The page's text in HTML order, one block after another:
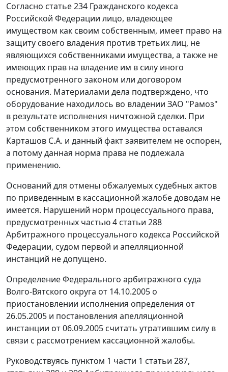
Согласно статье 234 Гражданского кодекса
Российской Федерации лицо, владеющее
имуществом как своим собственным, имеет право на
защиту своего владения против третьих лиц, не
являющихся собственниками имущества, а также не
имеющих прав на владение им в силу иного
предусмотренного законом или договором
основания. Материалами дела подтверждено, что
оборудование находилось во владении ЗАО "Рамоз"
в результате исполнения ничтожной сделки. При
этом собственником этого имущества оставался
Карташов С.А. и данный факт заявителем не оспорен,
а потому данная норма права не подлежала
применению.
Оснований для отмены обжалуемых судебных актов
по приведенным в кассационной жалобе доводам не
имеется. Нарушений норм процессуального права,
предусмотренных частью 4 статьи 288
Арбитражного процессуального кодекса Российской
Федерации, судом первой и апелляционной
инстанций не допущено.
Определение Федерального арбитражного суда
Волго-Вятского округа от 14.10.2005 о
приостановлении исполнения определения от
26.05.2005 и постановления апелляционной
инстанции от 06.09.2005 считать утратившим силу в
связи с рассмотрением кассационной жалобы.
Руководствуясь пунктом 1 части 1 статьи 287,